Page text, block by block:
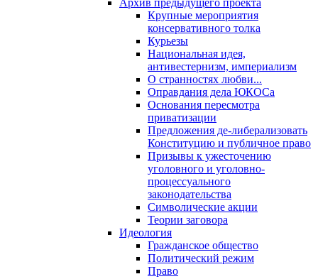
Архив предыдущего проекта
Крупные мероприятия
консервативного толка
Курьезы
Национальная идея,
антивестернизм, империализм
О странностях любви...
Оправдания дела ЮКОСа
Основания пересмотра
приватизации
Предложения де-либерализовать
Конституцию и публичное право
Призывы к ужесточению
уголовного и уголовно-
процессуального
законодательства
Символические акции
Теории заговора
Идеология
Гражданское общество
Политический режим
Право